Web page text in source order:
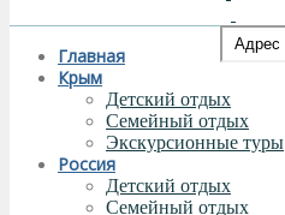
Главная
Крым
Детский отдых
Семейный отдых
Экскурсионные туры
Россия
Детский отдых
Семейный отдых